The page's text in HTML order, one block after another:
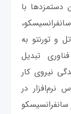
دستمزدها با
و تورنتو به
تبدیل
نیروی کار
در
در سانفرانسیسکو